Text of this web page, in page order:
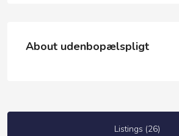
About udenbopælspligt
Listings (26)